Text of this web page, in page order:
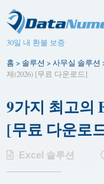
30일 내 환불 보증
홈 > 솔루션 >사무실 솔루션
제(2026) [무료 다운로드]
9가지 최고의
[무료 다운로
Excel 솔루션